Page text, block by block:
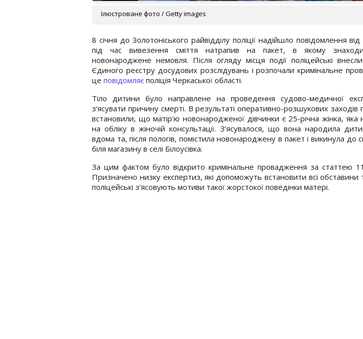
Ілюстроване фото / Getty images
8 січня до Золотоніського райвідділу поліції надійшло повідомлення від
під час вивезення сміття натрапив на пакет, в якому
новонароджене немовля. Після огляду місця події поліцейські
Єдиного реєстру досудових розслідувань і розпочали кримінальне
це повідомляє поліція Черкаської області.
Тіло дитини було направлене на проведення судово-медичної
з'ясувати причину смерті. В результаті оперативно-розшукових заходів
встановили, що матір'ю новонародженої дівчинки є 25-річна жінка, яка
на обліку в жіночій консультації. З’ясувалося, що вона народила
вдома та, після пологів, помістила новонароджену в пакет і викинула до
біля магазину в селі Білоусівка.
За цим фактом було відкрито кримінальне провадження за статтею
Призначено низку експертиз, які допоможуть встановити всі обставини
поліцейські з’ясовують мотиви такої жорстокої поведінки матері.